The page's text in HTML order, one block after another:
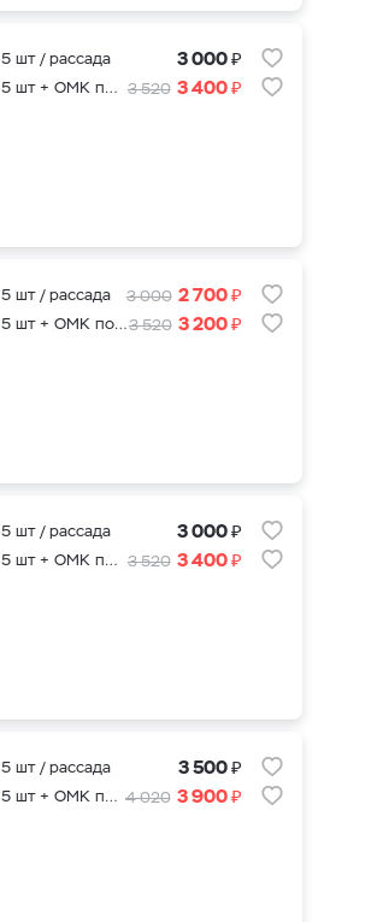
5 шт / рассада 3 000₽
5 шт + ОМК подкормка для саженцев 3 520 3 400₽
5 шт / рассада 3 000 2 700₽
5 шт + ОМК подкормка для саженцев3 520 3 200₽
5 шт / рассада 3 000₽
5 шт + ОМК подкормка для саженцев 3 520 3 400₽
5 шт / рассада 3 500₽
5 шт + ОМК подкормка для саженцев 4 020 3 900₽